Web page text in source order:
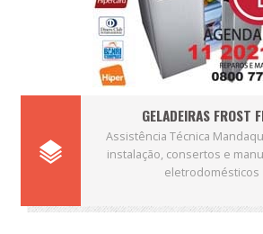
GELADEIRAS FROST
Assistência Técnica
instalação, consertos e
eletrodomésticos